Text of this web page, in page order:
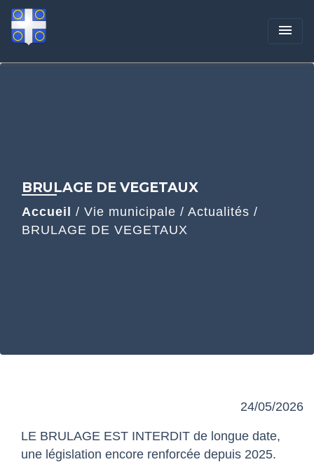
menu
BRULAGE DE VEGETAUX
Accueil / Vie municipale / Actualités /
BRULAGE DE VEGETAUX
24/05/2026
LE BRULAGE EST INTERDIT de longue date,
une législation encore renforcée depuis 2025.